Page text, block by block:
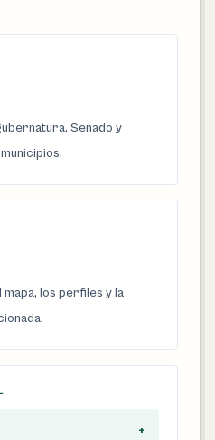
Senado y
los perfiles y la
+